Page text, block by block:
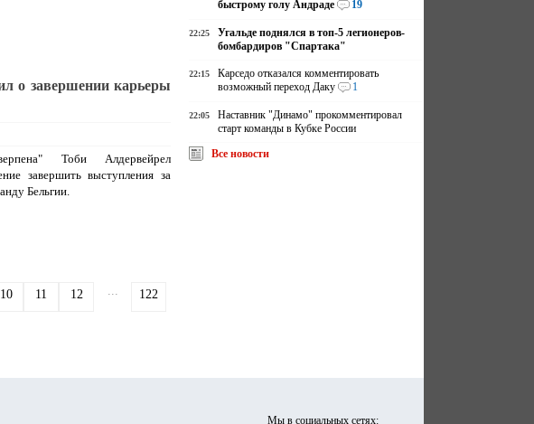
о завершении карьеры
Тоби Алдервейрел
завершить выступления за
Бельгии.
10 11 12 ... 122
быстрому голу Андраде
19
22:25
Угальде поднялся в топ-5 легионеров-
бомбардиров "Спартака"
22:15
Карседо отказался комментировать
возможный переход Даку
1
22:05
Наставник "Динамо" прокомментировал
старт команды в Кубке России
Все новости
Мы в социальных сетях: